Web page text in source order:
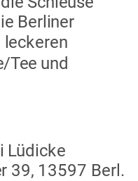
Berliner
Tee und
Lüdicke
39, 13597 Berl.